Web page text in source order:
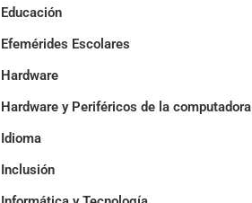
Educación
Efemérides Escolares
Hardware
Hardware y Periféricos de la computadora
Idioma
Inclusión